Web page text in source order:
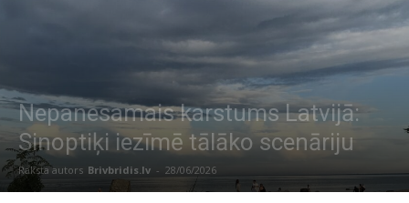
Nepanesamais karstums Latvijā:
Sinoptiķi iezīmē tālāko scenāriju
Raksta autors Brivbridis.lv - 28/06/2026